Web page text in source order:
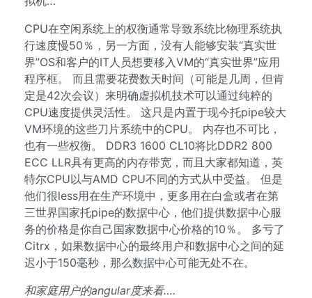
CPU在空闲系统上的权衡通常导致系统比物理系统执
行速度慢50％，另一方面，没有人能够安装“真实世
界”OS和客户的IT人员想要移入VM的“真实世界”应用
程序框。 而且需要花费数天时间（可能是几周，但肯
定是42次会议）来明确虚拟机技术可以通过纯粹的
CPU速度提供灵活性。 这只是内置于现今托pipe较大
VM环境的这些刀片系统中的CPU。 内存也不可比，
也有一些权衡。 DDR3 1600 CL10将比DDR2 800
ECC LLR具有更高的内存带宽，而且大家都知道，英
特尔CPU以与AMD CPU不同的方式从中受益。 但是
他们很less用在生产环境中，更多用在白盒或者在第
三世界国家托pipe的数据中心，他们提供数据中心服
务的价格是你自己国家数据中心价格的10％。 多亏了
Citrx，如果数据中心的最终用户和数据中心之间的延
迟小于150毫秒，那么数据中心可能无处不在。
和家庭用户的angular度来看….